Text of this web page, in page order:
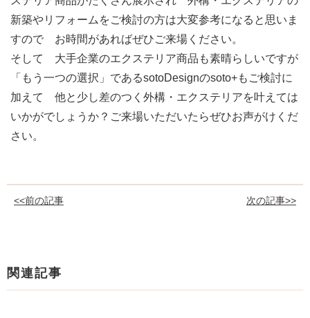
新築やリフォームをご検討の方は大変参考になると思いま
すので お時間があればぜひご来場ください。
そして 大手企業のエクステリア商品も素晴らしいですが
「もう一つの選択」であるsotoDesignのsoto+もご検討に
加えて 他と少し差のつく外構・エクステリアを叶えては
いかがでしょうか？ご来場いただいたらぜひお声がけくだ
さい。
<<前の記事 次の記事>>
関連記事